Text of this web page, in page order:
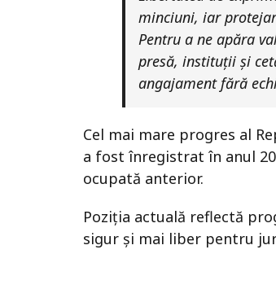
minciuni, iar
Pentru a ne apăra
presă, instituții și
angajament fără
Cel mai mare progres al
a fost înregistrat în anul
ocupată anterior.
Poziția actuală reflectă
sigur și mai liber pentru